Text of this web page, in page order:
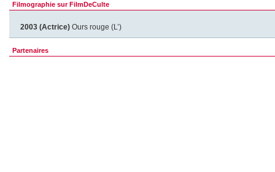
Filmographie sur FilmDeCulte
2003 (Actrice) Ours rouge (L’)
Partenaires